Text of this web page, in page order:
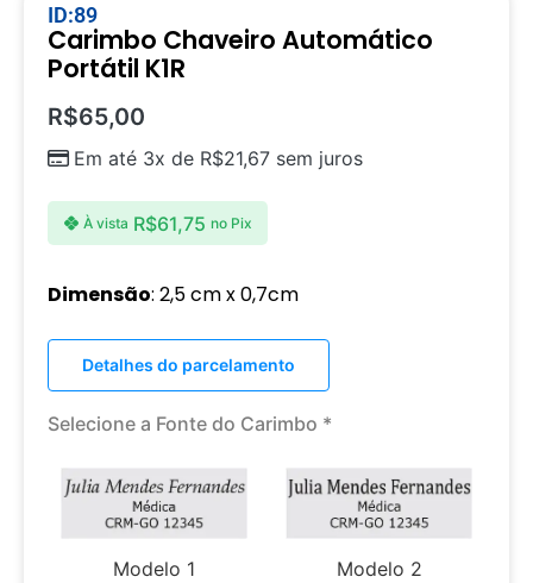
ID:89
Carimbo Chaveiro Automático
Portátil K1R
R$65,00
Em até 3x de R$21,67 sem juros
À vista R$61,75 no Pix
Dimensão: 2,5 cm x 0,7cm
Detalhes do parcelamento
Selecione a Fonte do Carimbo *
Modelo 1 Modelo 2